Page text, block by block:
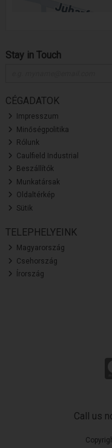
Stay in Touch
CÉGADATOK
Impresszum
Minőségpolitika
Rólunk
Caulfield Industrial
Beszállítók
Munkatársak
Oldaltérkép
Sütik
TELEPHELYEINK
Magyarország
Csehország
Írország
Call us